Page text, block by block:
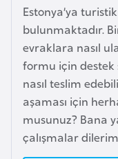
Estonya’ya
bulunmaktadır.
evraklara nasıl
formu için destek
nasıl teslim
aşaması için
musunuz? Bana
çalışmalar
l
a
d
e
ş
B
e